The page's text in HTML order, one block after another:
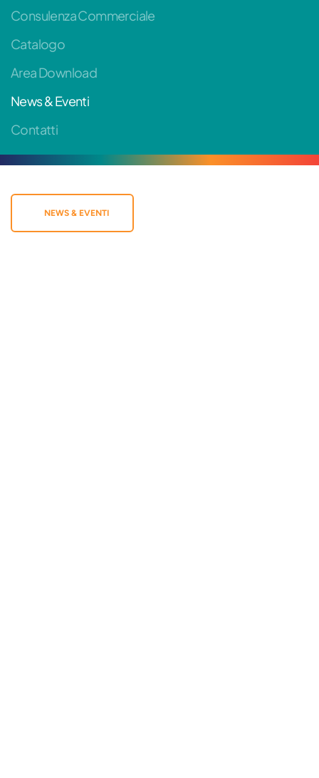
Consulenza Commerciale
Catalogo
Area Download
News & Eventi
Contatti
NEWS & EVENTI